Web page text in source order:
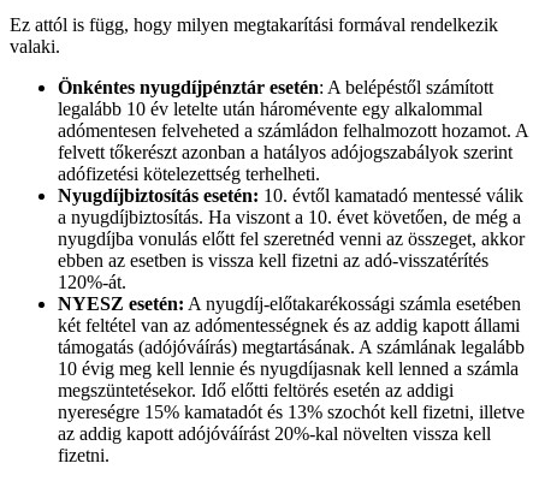
Ez attól is függ, hogy milyen megtakarítási formával rendelkezik
valaki.
Önkéntes nyugdíjpénztár esetén: A belépéstől számított
legalább 10 év letelte után háromévente egy alkalommal
adómentesen felveheted a számládon felhalmozott hozamot. A
felvett tőkerészt azonban a hatályos adójogszabályok szerint
adófizetési kötelezettség terhelheti.
Nyugdíjbiztosítás esetén: 10. évtől kamatadó mentessé válik
a nyugdíjbiztosítás. Ha viszont a 10. évet követően, de még a
nyugdíjba vonulás előtt fel szeretnéd venni az összeget, akkor
ebben az esetben is vissza kell fizetni az adó-visszatérítés
120%-át.
NYESZ esetén: A nyugdíj-előtakarékossági számla esetében
két feltétel van az adómentességnek és az addig kapott állami
támogatás (adójóváírás) megtartásának. A számlának legalább
10 évig meg kell lennie és nyugdíjasnak kell lenned a számla
megszüntetésekor. Idő előtti feltörés esetén az addigi
nyereségre 15% kamatadót és 13% szochót kell fizetni, illetve
az addig kapott adójóváírást 20%-kal növelten vissza kell
fizetni.